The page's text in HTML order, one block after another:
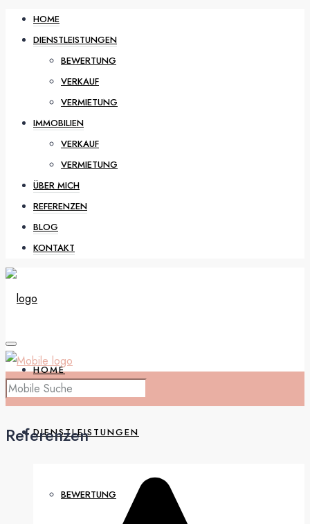
HOME
DIENSTLEISTUNGEN
BEWERTUNG
VERKAUF
VERMIETUNG
IMMOBILIEN
VERKAUF
VERMIETUNG
ÜBER MICH
REFERENZEN
BLOG
KONTAKT
HOME
DIENSTLEISTUNGEN
BEWERTUNG
Referenzen